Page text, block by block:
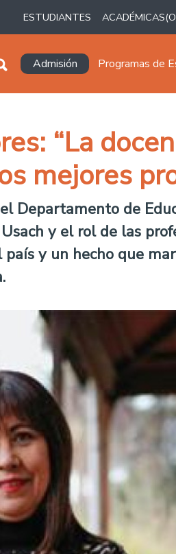
ESTUDIANTES
Navegación principal
Admisión Programas de
“La
mejores
Departamento de
y el rol de las
país y un hecho que